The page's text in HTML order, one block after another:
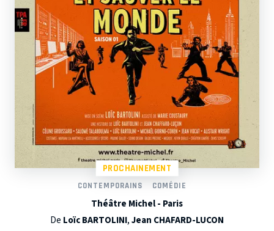
PROCHAINEMENT
CONTEMPORAINS COMÉDIE
Théâtre Michel - Paris
De Loïc BARTOLINI,Jean CHAFARD-LUCON